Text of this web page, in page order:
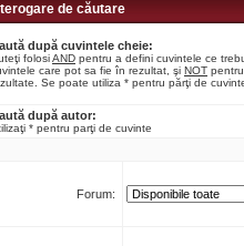
de căutare
după cuvintele cheie:
folosiAND pentru a defini cuvintele ce
care pot sa fie în rezultat, şi NOT
Se poate utiliza * pentru părţi de
după autor:
* pentru parţi de cuvinte
Forum: